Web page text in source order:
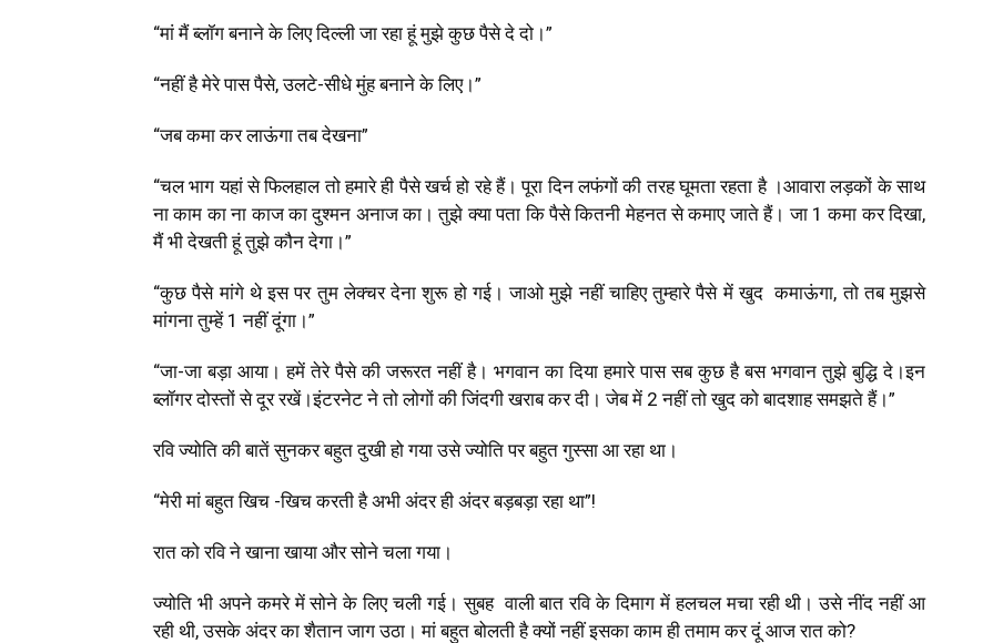
“मां मैं ब्लॉग बनाने के लिए दिल्ली जा रहा हूं मुझे कुछ पैसे दे दो।”
“नहीं है मेरे पास पैसे, उलटे-सीधे मुंह बनाने के लिए।”
“जब कमा कर लाऊंगा तब देखना”
“चल भाग यहां से फिलहाल तो हमारे ही पैसे खर्च हो रहे हैं। पूरा दिन लफंगों की तरह घूमता रहता है ।आवारा लड़कों के साथ
ना काम का ना काज का दुश्मन अनाज का। तुझे क्या पता कि पैसे कितनी मेहनत से कमाए जाते हैं। जा ₹1 कमा कर दिखा,
मैं भी देखती हूं तुझे कौन देगा।”
“कुछ पैसे मांगे थे इस पर तुम लेक्चर देना शुरू हो गई। जाओ मुझे नहीं चाहिए तुम्हारे पैसे में खुद कमाऊंगा, तो तब मुझसे
मांगना तुम्हें ₹1 नहीं दूंगा।”
“जा-जा बड़ा आया। हमें तेरे पैसे की जरूरत नहीं है। भगवान का दिया हमारे पास सब कुछ है बस भगवान तुझे बुद्धि दे।इन
ब्लॉगर दोस्तों से दूर रखें।इंटरनेट ने तो लोगों की जिंदगी खराब कर दी। जेब में ₹2 नहीं तो खुद को बादशाह समझते हैं।”
रवि ज्योति की बातें सुनकर बहुत दुखी हो गया उसे ज्योति पर बहुत गुस्सा आ रहा था।
“मेरी मां बहुत खिच -खिच करती है अभी अंदर ही अंदर बड़बड़ा रहा था”!
रात को रवि ने खाना खाया और सोने चला गया।
ज्योति भी अपने कमरे में सोने के लिए चली गई। सुबह वाली बात रवि के दिमाग में हलचल मचा रही थी। उसे नींद नहीं आ
रही थी, उसके अंदर का शैतान जाग उठा। मां बहुत बोलती है क्यों नहीं इसका काम ही तमाम कर दूं आज रात को?